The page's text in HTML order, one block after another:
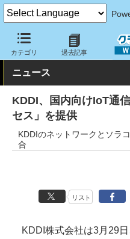
カテゴリ 過去記事
クラウド Watch ネットワーク
ニュース
KDDI、国内向けIoT通
セス」を提供
KDDIのネットワークとソラ
合
リスト
KDDI株式会社は3月29日